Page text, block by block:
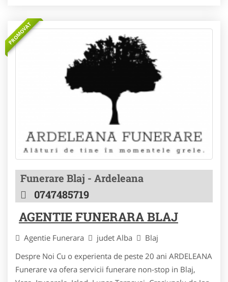
PROMOVAT
Funerare Blaj - Ardeleana
0747485719
AGENTIE FUNERARA BLAJ
Agentie Funerara judet Alba
Blaj
Despre Noi Cu o experienta de peste 20 ani ARDELEANA
Funerare va ofera servicii funerare non-stop in Blaj,